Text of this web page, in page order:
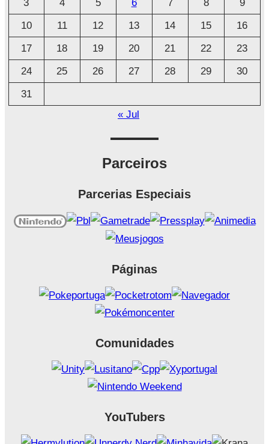
v
o
3
4 5 6 7 8
9
10
11 12 13 14 15
16
17
18 19 20 21 22
23
24
25 26 27 28 29
30
31
« Jul
Parceiros
Parcerias Especiais
Páginas
Comunidades
YouTubers